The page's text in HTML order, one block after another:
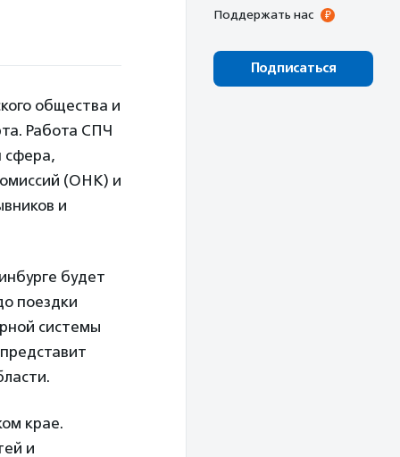
общества и
Работа СПЧ
сфера,
(ОНК) и
и
будет
поездки
системы
крае.
и
Поддержать нас
Подписаться